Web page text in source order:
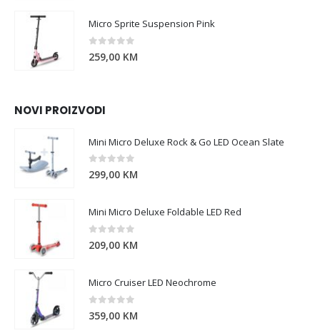
Micro Sprite Suspension Pink
259,00 KM
NOVI PROIZVODI
Mini Micro Deluxe Rock & Go LED Ocean Slate
0 out of 5
299,00 KM
Mini Micro Deluxe Foldable LED Red
0 out of 5
209,00 KM
Micro Cruiser LED Neochrome
359,00 KM